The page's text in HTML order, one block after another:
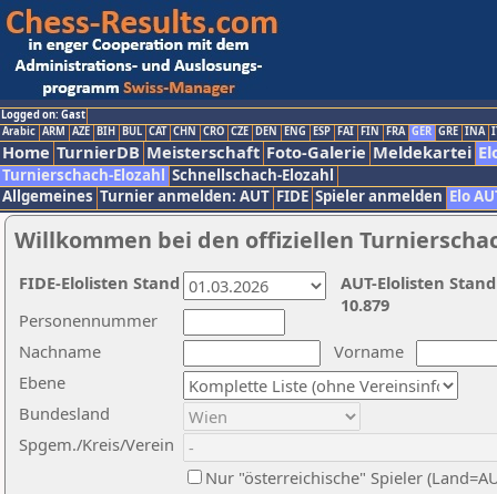
Logged on: Gast
Arabic ARM AZE BIH BUL CAT CHN CRO CZE DEN ENG ESP FAI FIN FRA GER GRE INA
Home TurnierDB Meisterschaft Foto-Galerie Meldekartei
Turnierschach-Elozahl Schnellschach-Elozahl
Allgemeines Turnier anmelden: AUT FIDE Spieler anmelden Elo
Willkommen bei den offiziellen
Nachname
Vorname
Ebene
Personennummer
Bundesland
Spgem./Kreis/Verein
Nur "österreichische" Spieler
AUT-Elolisten
10.879
FIDE-Elolisten Stand